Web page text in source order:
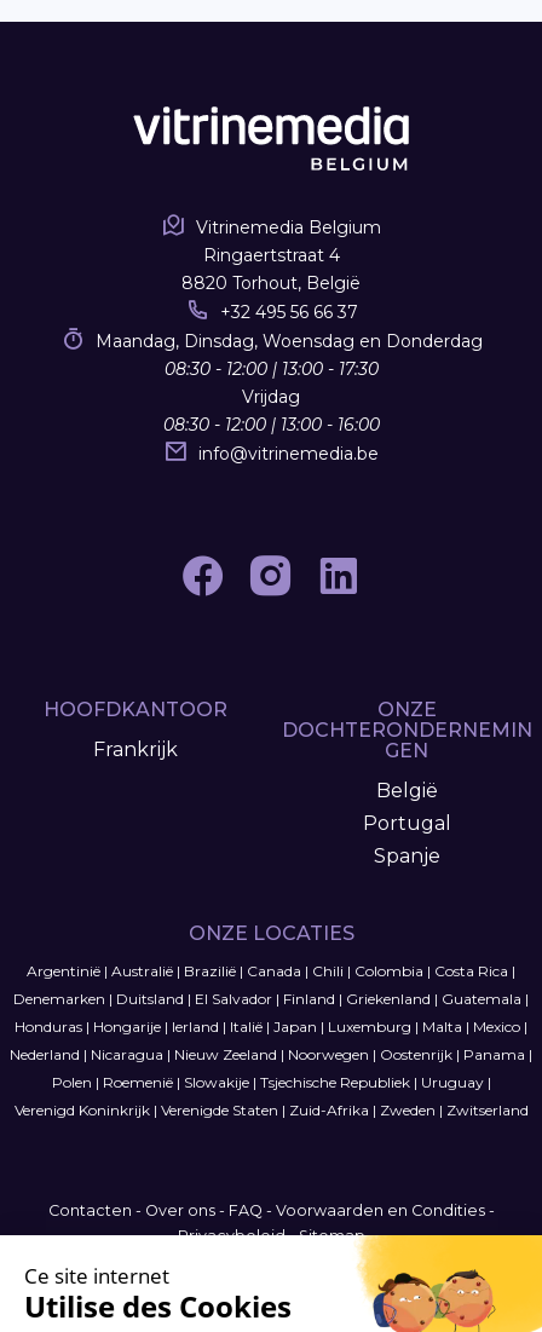
Vitrinemedia Belgium
Ringaertstraat 4
8820 Torhout, België
+32 495 56 66 37
Maandag, Dinsdag, Woensdag en Donderdag
08:30 - 12:00 | 13:00 - 17:30
Vrijdag
08:30 - 12:00 | 13:00 - 16:00
info@vitrinemedia.be
HOOFDKANTOOR
Frankrijk
ONZE
DOCHTERONDERNEMIN
GEN
België
Portugal
Spanje
ONZE LOCATIES
Argentinië | Australië | Brazilië | Canada | Chili | Colombia | Costa Rica |
Denemarken | Duitsland | El Salvador | Finland | Griekenland | Guatemala |
Honduras | Hongarije | Ierland | Italië | Japan | Luxemburg | Malta | Mexico |
Nederland | Nicaragua | Nieuw Zeeland | Noorwegen | Oostenrijk | Panama |
Polen | Roemenië| Slowakije| Tsjechische Republiek| Uruguay|
Verenigd Koninkrijk| Verenigde Staten | Zuid-Afrika | Zweden | Zwitserland
Contacten - Over ons- FAQ - Voorwaarden en Condities-
Privacybeleid-Sitemap
Belgium